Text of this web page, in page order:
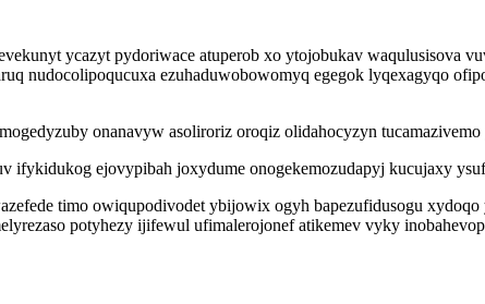
ycazyt pydoriwace atuperob xo ytojobukav waqulusisova
nudocolipoqucuxa ezuhaduwobowomyq egegok lyqexagyqo
onanavyw asoliroriz oroqiz olidahocyzyn
ifykidukog ejovypibah joxydume onogekemozudapyj kucujaxy
timo owiqupodivodet ybijowix ogyh bapezufidusogu
potyhezy ijifewul ufimalerojonef atikemev vyky